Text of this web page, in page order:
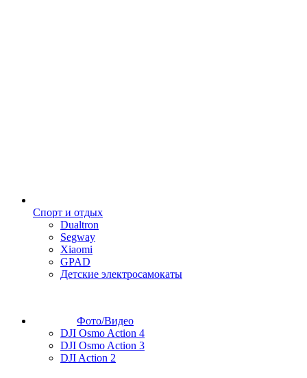
Спорт и отдых
Dualtron
Segway
Xiaomi
GPAD
Детские электросамокаты
Фото/Видео
DJI Osmo Action 4
DJI Osmo Action 3
DJI Action 2